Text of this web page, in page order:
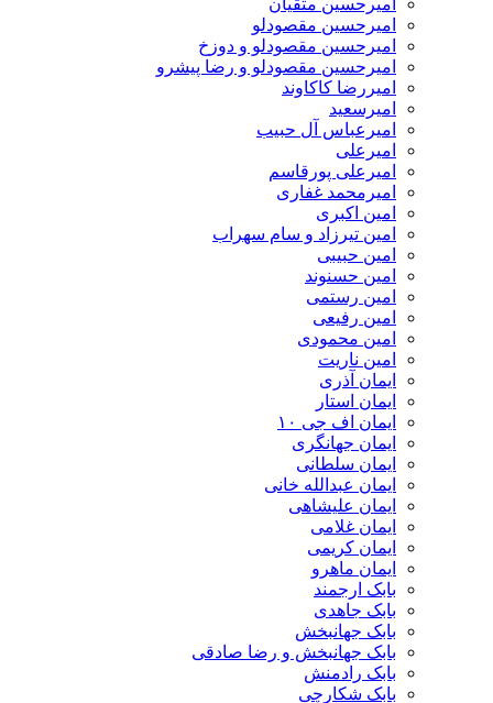
امیرحسین متقیان
امیرحسین مقصودلو
امیرحسین مقصودلو و دوزخ
امیرحسین مقصودلو و رضا پیشرو
امیررضا کاکاوند
امیرسعید
امیرعباس آل حبیب
امیرعلی
امیرعلی پورقاسم
امیرمحمد غفاری
امین اکبری
امین تیرزاد و سام سهراب
امین حبیبی
امین حسنوند
امین رستمی
امین رفیعی
امین محمودی
امین ناریت
ایمان آذری
ایمان استار
ایمان اف جی ۱۰
ایمان جهانگری
ایمان سلطانی
ایمان عبدالله خانی
ایمان علیشاهی
ایمان غلامی
ایمان کریمی
ایمان ماهرو
بابک ارجمند
بابک جاهدی
بابک جهانبخش
بابک جهانبخش و رضا صادقی
بابک رادمنش
بابک شکارچی